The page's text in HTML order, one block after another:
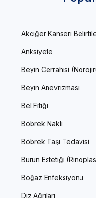
Akciğer Kanseri
Anksiyete
Beyin Cerrahisi
Beyin Anevrizması
Bel Fıtığı
Böbrek Nakli
Böbrek Taşı Tedavisi
Burun Estetiği
Boğaz Enfeksiyonu
Diz Ağrıları